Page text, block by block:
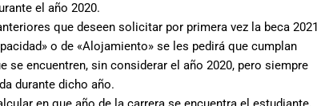
el año 2020.
que deseen solicitar por primera vez la beca 2021
o de «Alojamiento» se les pedirá que cumplan
se encuentren, sin considerar el año 2020, pero siempre
durante dicho año.